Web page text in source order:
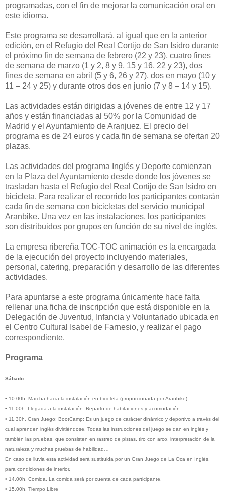
programadas, con el fin de mejorar la comunicación oral en
este idioma.
Este programa se desarrollará, al igual que en la anterior
edición, en el Refugio del Real Cortijo de San Isidro durante
el próximo fin de semana de febrero (22 y 23), cuatro fines
de semana de marzo (1 y 2, 8 y 9, 15 y 16, 22 y 23), dos
fines de semana en abril (5 y 6, 26 y 27), dos en mayo (10 y
11 – 24 y 25) y durante otros dos en junio (7 y 8 – 14 y 15).
Las actividades están dirigidas a jóvenes de entre 12 y 17
años y están financiadas al 50% por la Comunidad de
Madrid y el Ayuntamiento de Aranjuez. El precio del
programa es de 24 euros y cada fin de semana se ofertan 20
plazas.
Las actividades del programa Inglés y Deporte comienzan
en la Plaza del Ayuntamiento desde donde los jóvenes se
trasladan hasta el Refugio del Real Cortijo de San Isidro en
bicicleta. Para realizar el recorrido los participantes contarán
cada fin de semana con bicicletas del servicio municipal
Aranbike. Una vez en las instalaciones, los participantes
son distribuidos por grupos en función de su nivel de inglés.
La empresa ribereña TOC-TOC animación es la encargada
de la ejecución del proyecto incluyendo materiales,
personal, catering, preparación y desarrollo de las diferentes
actividades.
Para apuntarse a este programa únicamente hace falta
rellenar una ficha de inscripción que está disponible en la
Delegación de Juventud, Infancia y Voluntariado ubicada en
el Centro Cultural Isabel de Farnesio, y realizar el pago
correspondiente.
Programa
Sábado
• 10.00h. Marcha hacia la instalación en bicicleta (proporcionada por Aranbike).
• 11.00h. Llegada a la instalación. Reparto de habitaciones y acomodación.
• 11.30h. Gran Juego: BootCamp: Es un juego de carácter dinámico y deportivo a través del
cual aprenden inglés divirtiéndose. Todas las instrucciones del juego se dan en inglés y
también las pruebas, que consisten en rastreo de pistas, tiro con arco, interpretación de la
naturaleza y muchas pruebas de habilidad…
En caso de lluvia esta actividad será sustituida por un Gran Juego de La Oca en Inglés,
para condiciones de interior.
• 14.00h. Comida. La comida será por cuenta de cada participante.
• 15.00h. Tiempo Libre